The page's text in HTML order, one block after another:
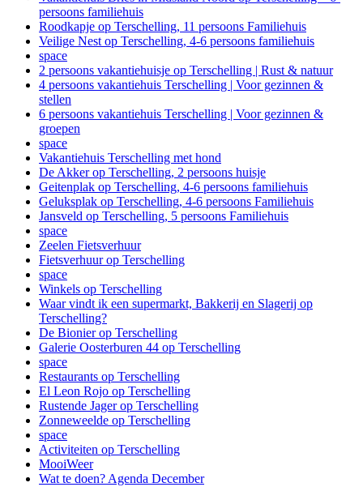
persoons familiehuis
Roodkapje op Terschelling, 11 persoons Familiehuis
Veilige Nest op Terschelling, 4-6 persoons familiehuis
space
2 persoons vakantiehuisje op Terschelling | Rust & natuur
4 persoons vakantiehuis Terschelling | Voor gezinnen &
stellen
6 persoons vakantiehuis Terschelling | Voor gezinnen &
groepen
space
Vakantiehuis Terschelling met hond
De Akker op Terschelling, 2 persoons huisje
Geitenplak op Terschelling, 4-6 persoons familiehuis
Geluksplak op Terschelling, 4-6 persoons Familiehuis
Jansveld op Terschelling, 5 persoons Familiehuis
space
Zeelen Fietsverhuur
Fietsverhuur op Terschelling
space
Winkels op Terschelling
Waar vindt ik een supermarkt, Bakkerij en Slagerij op
Terschelling?
De Bionier op Terschelling
Galerie Oosterburen 44 op Terschelling
space
Restaurants op Terschelling
El Leon Rojo op Terschelling
Rustende Jager op Terschelling
Zonneweelde op Terschelling
space
Activiteiten op Terschelling
MooiWeer
Wat te doen? Agenda December